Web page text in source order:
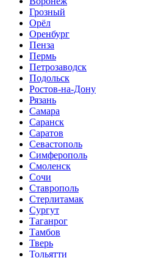
Грозный
Орёл
Оренбург
Пенза
Пермь
Петрозаводск
Подольск
Ростов-на-Дону
Рязань
Самара
Саранск
Саратов
Севастополь
Симферополь
Смоленск
Сочи
Ставрополь
Стерлитамак
Сургут
Таганрог
Тамбов
Тверь
Тольятти